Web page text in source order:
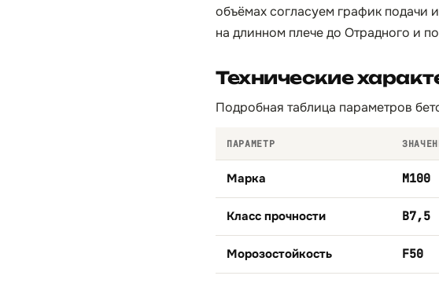
объёмах согласуем график подачи
на длинном плече до Отрадного и
Технические
Подробная таблица параметров
ПАРАМЕТР
Марка М100
Класс прочности B7,5
Морозостойкость F50